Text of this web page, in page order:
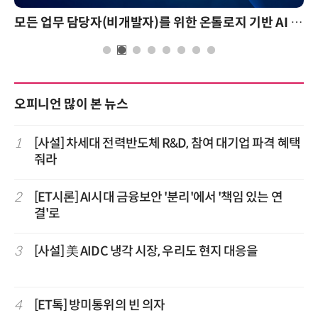
모든 업무 담당자(비개발자)를 위한 온톨로지 기반 AI 지식체계 설계 1-day 워크숍
오피니언 많이 본 뉴스
1
[사설] 차세대 전력반도체 R&D, 참여 대기업 파격 혜택
줘라
2
[ET시론] AI시대 금융보안 '분리'에서 '책임 있는 연
결'로
3 [사설] 美 AIDC 냉각 시장, 우리도 현지 대응을
4 [ET톡] 방미통위의 빈 의자